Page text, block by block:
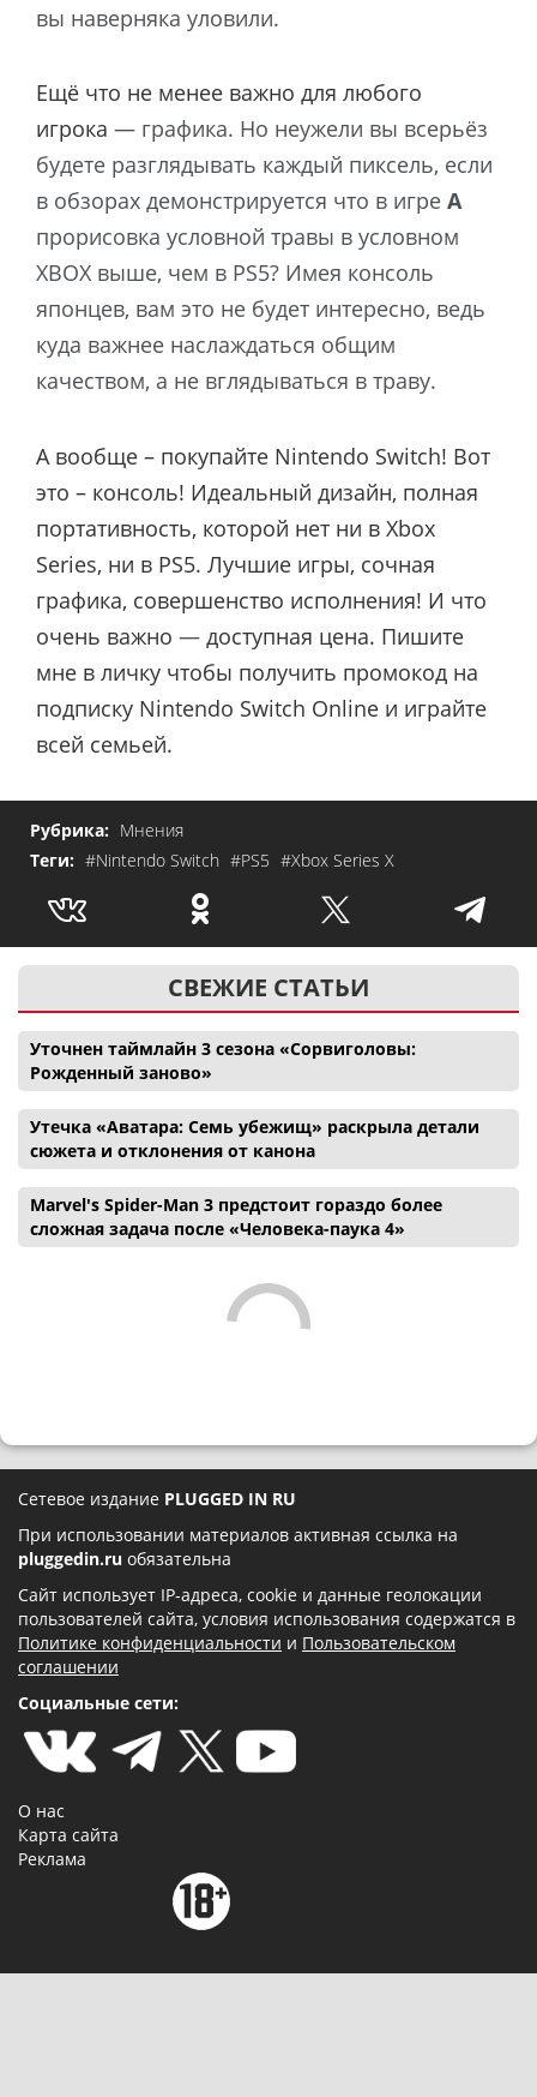
вы наверняка уловили.
Ещё что не менее важно для любого
игрока — графика. Но неужели вы всерьёз
будете разглядывать каждый пиксель, если
в обзорах демонстрируется что в игре A
прорисовка условной травы в условном
XBOX выше, чем в PS5? Имея консоль
японцев, вам это не будет интересно, ведь
куда важнее наслаждаться общим
качеством, а не вглядываться в траву.
А вообще – покупайте Nintendo Switch! Вот
это – консоль! Идеальный дизайн, полная
портативность, которой нет ни в Xbox
Series, ни в PS5. Лучшие игры, сочная
графика, совершенство исполнения! И что
очень важно — доступная цена. Пишите
мне в личку чтобы получить промокод на
подписку Nintendo Switch Online и играйте
всей семьей.
Рубрика: Мнения
Теги: #Nintendo Switch #PS5 #Xbox Series X
СВЕЖИЕ СТАТЬИ
Уточнен таймлайн 3 сезона «Сорвиголовы:
Рожденный заново»
Утечка «Аватара: Семь убежищ» раскрыла детали
сюжета и отклонения от канона
Marvel's Spider-Man 3 предстоит гораздо более
сложная задача после «Человека-паука 4»
Сетевое издание PLUGGED IN RU
При использовании материалов активная ссылка на
pluggedin.ru обязательна
Сайт использует IP-адреса, cookie и данные геолокации
пользователей сайта, условия использования содержатся в
Политике конфиденциальности и Пользовательском
соглашении
Социальные сети:
О нас
Карта сайта
Реклама